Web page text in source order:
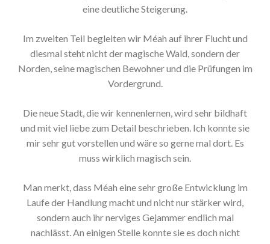
eine deutliche Steigerung.
Im zweiten Teil begleiten wir Méah auf ihrer Flucht und
diesmal steht nicht der magische Wald, sondern der
Norden, seine magischen Bewohner und die Prüfungen im
Vordergrund.
Die neue Stadt, die wir kennenlernen, wird sehr bildhaft
und mit viel liebe zum Detail beschrieben. Ich konnte sie
mir sehr gut vorstellen und wäre so gerne mal dort. Es
muss wirklich magisch sein.
Man merkt, dass Méah eine sehr große Entwicklung im
Laufe der Handlung macht und nicht nur stärker wird,
sondern auch ihr nerviges Gejammer endlich mal
nachlässt. An einigen Stelle konnte sie es doch nicht